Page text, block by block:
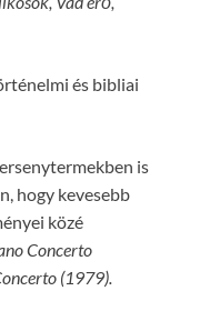
és bibliai
is
hogy kevesebb
közé
Concerto
(1979).